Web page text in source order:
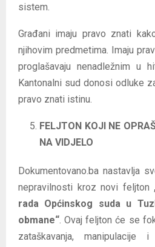
sistem.
Građani imaju pravo znati
njihovim predmetima. Imaju
proglašavaju nenadležnim u
Kantonalni sud donosi odluke
pravo znati istinu.
FELJTON KOJI NE
NA VIDJELO
Dokumentovano.ba nastavlja
nepravilnosti kroz novi feljton
rada Općinskog suda u
obmane“. Ovaj feljton će se
zataškavanja, manipulacije